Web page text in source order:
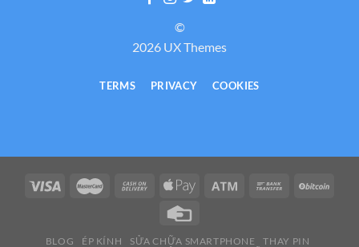
©
2026 UX Themes
TERMS PRIVACY COOKIES
BLOG ÉP KÍNH SỬA CHỮA SMARTPHONE
THAY PIN